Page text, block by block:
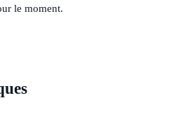
le moment.